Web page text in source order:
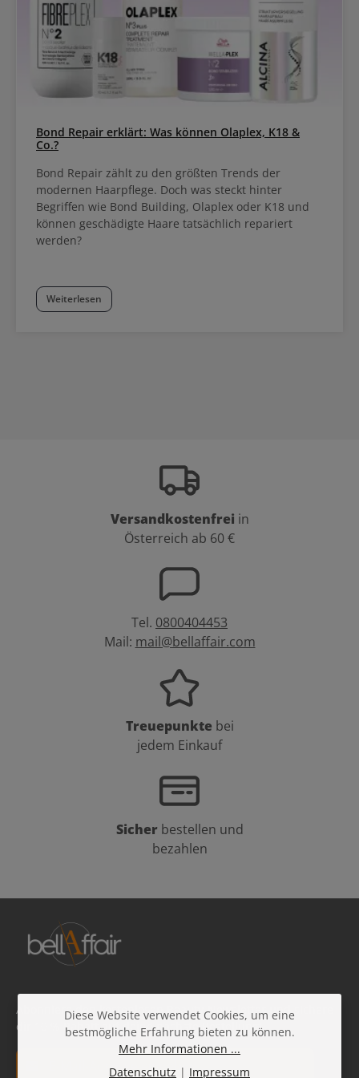
Bond Repair erklärt: Was können Olaplex, K18 &
Co.?
Bond Repair zählt zu den größten Trends der
modernen Haarpflege. Doch was steckt hinter
Begriffen wie Bond Building, Olaplex oder K18 und
können geschädigte Haare tatsächlich repariert
werden?
Weiterlesen
Versandkostenfrei in
Österreich ab 60 €
Tel. 0800404453
Mail: mail@bellaffair.com
Treuepunkte bei
jedem Einkauf
Sicher bestellen und
bezahlen
Abonniere den kostenlosen Beauty-Newsletter und sichere
dir 10 % Rabatt auf deine nächste Bestellung!
E-Mail-Adresse*
Diese Website verwendet Cookies, um eine
bestmögliche Erfahrung bieten zu können.
Mehr Informationen ...
Datenschutz | Impressum